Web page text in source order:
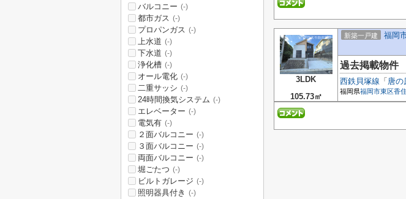
3LDK
105.73㎡
新築一戸建 福岡
過去掲載物件
西鉄貝塚線 「 唐の
福岡県福岡市東区香
バルコニー (-)
都市ガス (-)
プロパンガス (-)
上水道 (-)
下水道 (-)
浄化槽 (-)
オール電化 (-)
二重サッシ (-)
24時間換気システム (-)
エレベーター (-)
電気有 (-)
２面バルコニー (-)
３面バルコニー (-)
両面バルコニー (-)
堀ごたつ (-)
ビルトガレージ (-)
照明器具付き (-)